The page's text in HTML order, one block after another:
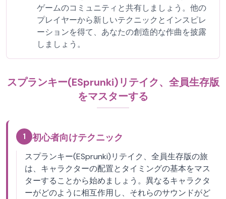
ゲームのコミュニティと共有しましょう。他の
プレイヤーから新しいテクニックとインスピレ
ーションを得て、あなたの創造的な作曲を披露
しましょう。
スプランキー(ESprunki)リテイク、全員生存版
をマスターする
1 初心者向けテクニック
スプランキー(ESprunki)リテイク、全員生存版の旅
は、キャラクターの配置とタイミングの基本をマス
ターすることから始めましょう。異なるキャラクタ
ーがどのように相互作用し、それらのサウンドがど